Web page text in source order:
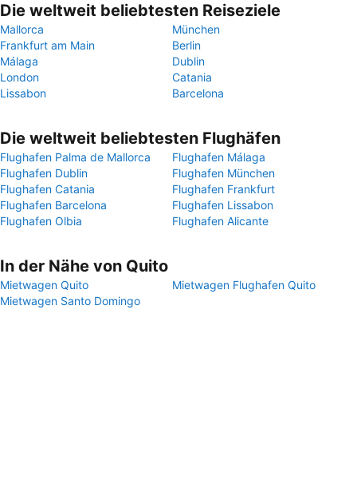
Die weltweit beliebtesten Reiseziele
Mallorca
München
Frankfurt am Main
Berlin
Málaga
Dublin
London
Catania
Lissabon
Barcelona
Die weltweit beliebtesten Flughäfen
Flughafen Palma de Mallorca
Flughafen Málaga
Flughafen Dublin
Flughafen München
Flughafen Catania
Flughafen Frankfurt
Flughafen Barcelona
Flughafen Lissabon
Flughafen Olbia
Flughafen Alicante
In der Nähe von Quito
Mietwagen Quito
Mietwagen Flughafen Quito
Mietwagen Santo Domingo